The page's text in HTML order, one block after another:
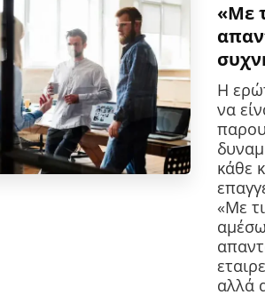
«Με
Η
να
κάθε
«Με
αλλά